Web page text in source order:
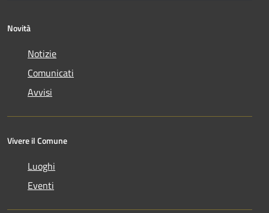
Novità
Notizie
Comunicati
Avvisi
Vivere il Comune
Luoghi
Eventi